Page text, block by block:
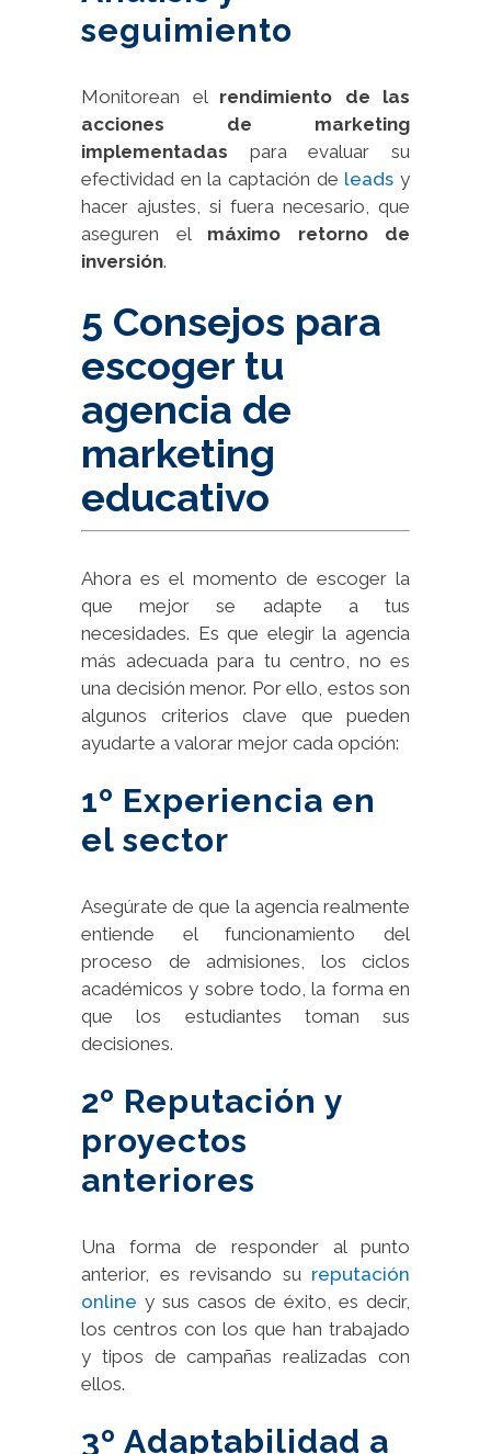
seguimiento
Monitorean el rendimiento de las
acciones de marketing
implementadas para evaluar su
efectividad en la captación de leads y
hacer ajustes, si fuera necesario, que
aseguren el máximo retorno de
inversión.
5 Consejos para
escoger tu
agencia de
marketing
educativo
Ahora es el momento de escoger la
que mejor se adapte a tus
necesidades. Es que elegir la agencia
más adecuada para tu centro, no es
una decisión menor. Por ello, estos son
algunos criterios clave que pueden
ayudarte a valorar mejor cada opción:
1º Experiencia en
el sector
Asegúrate de que la agencia realmente
entiende el funcionamiento del
proceso de admisiones, los ciclos
académicos y sobre todo, la forma en
que los estudiantes toman sus
decisiones.
2º Reputación y
proyectos
anteriores
Una forma de responder al punto
anterior, es revisando su reputación
online y sus casos de éxito, es decir,
los centros con los que han trabajado
y tipos de campañas realizadas con
ellos.
3º Adaptabilidad a